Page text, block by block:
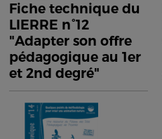
Fiche technique du
LIERRE n°12
"Adapter son offre
pédagogique au 1er
et 2nd degré"